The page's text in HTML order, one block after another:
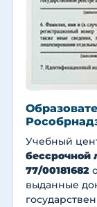
Учебный
бессрочной
77/00181682
выданные